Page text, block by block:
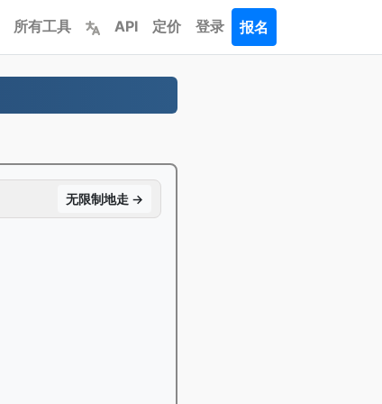
所有工具 API 定价 登录 报名
无限制地走 →